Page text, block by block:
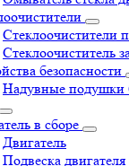
Стеклоочистители
Стеклоочиститель
безопасности
Надувные подушки
в сборе
Двигатель
Подвеска двигателя